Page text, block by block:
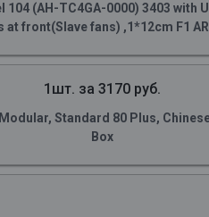
104 (AH-TC4GA-0000) 3403 with
at front(Slave fans) ,1*12cm F1
1шт. за 3170 руб.
Modular, Standard 80 Plus,
Box